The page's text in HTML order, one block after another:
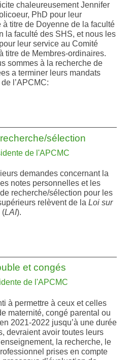
chaleureusement Jennifer
PhD pour leur
titre de Doyenne de la faculté
la faculté des SHS, et nous les
leur service au Comité
titre de Membres-ordinaires.
sommes à la recherche de
a terminer leurs mandats
l’APCMC:
sélection
de l'APCMC
demandes concernant la
notes personnelles et les
recherche/sélection pour les
relèvent de la Loi sur
(LAI).
et congés
de l'APCMC
à permettre à ceux et celles
maternité, congé parental ou
2021-2022 jusqu’à une durée
devraient avoir toutes leurs
la recherche, le
prises en compte